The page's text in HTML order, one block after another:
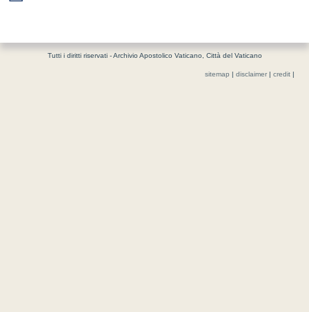
Tutti i diritti riservati - Archivio Apostolico Vaticano, Città del Vaticano
sitemap disclaimer| credit|